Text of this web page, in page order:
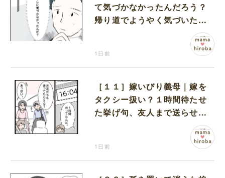
て気づかなかったんだろう？
帰り道でようやく気づいた近
いトイレの存在に首を傾げる
1日前
［１１］嫁いびり義母｜嫁を
タクシー扱い？１時間待たせ
た挙げ句、友人まで送らせる
1日前